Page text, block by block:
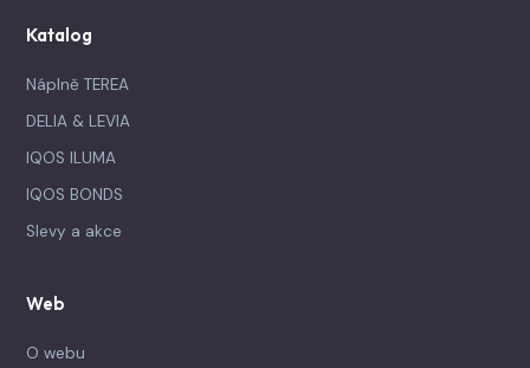
Katalog
Náplně TEREA
DELIA & LEVIA
IQOS ILUMA
IQOS BONDS
Slevy a akce
Web
O webu